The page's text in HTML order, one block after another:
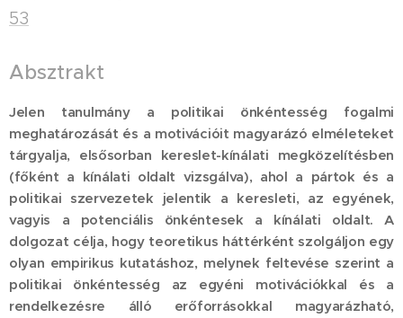
53
Absztrakt
Jelen tanulmány a politikai önkéntesség fogalmi
meghatározását és a motivációit magyarázó elméleteket
tárgyalja, elsősorban kereslet-kínálati megközelítésben
(főként a kínálati oldalt vizsgálva), ahol a pártok és a
politikai szervezetek jelentik a keresleti, az egyének,
vagyis a potenciális önkéntesek a kínálati oldalt. A
dolgozat célja, hogy teoretikus háttérként szolgáljon egy
olyan empirikus kutatáshoz, melynek feltevése szerint a
politikai önkéntesség az egyéni motivációkkal és a
rendelkezésre álló erőforrásokkal magyarázható,